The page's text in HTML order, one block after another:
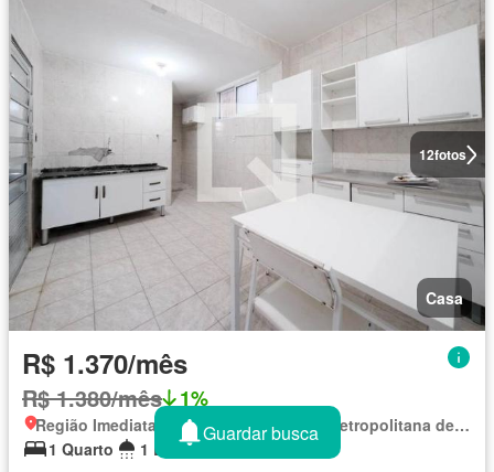
12fotos
Casa
R$ 1.370/mês
R$ 1.380/mês 1%
Região Imediata de São Paulo, Região Metropolitana de São Paulo
1 Quarto
1 Banheiro
Guardar busca